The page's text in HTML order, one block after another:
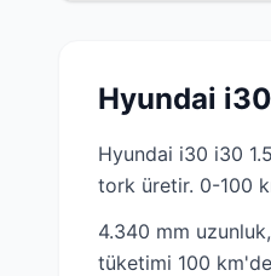
Hyundai
Hyundai i30 i30
tork üretir. 0-100
4.340 mm
tüketimi 100